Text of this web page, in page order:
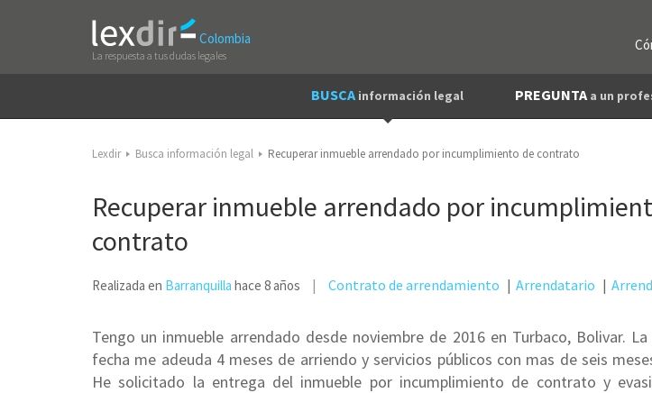
Colombia
La respuesta a tus dudas legales
BUSCA información legal PREGUNTA a un
Lexdir Busca información legal Recuperar inmueble arrendado por incumplimiento de contrato
Recuperar inmueble arrendado por
contrato
Realizada en Barranquilla hace 8 años Contrato de arrendamiento Arrendatario
Tengo un inmueble arrendado desde noviembre de 2016 en Turbaco, Bolivar.
fecha me adeuda 4 meses de arriendo y servicios públicos con mas de seis
He solicitado la entrega del inmueble por incumplimiento de contrato y